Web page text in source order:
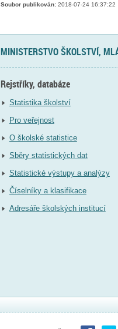
Soubor publikován:2018-07-24 16:37:22
MINISTERSTVO ŠKOLSTVÍ,
Rejstříky, databáze
Statistika školství
Pro veřejnost
O školské statistice
Sběry statistických dat
Statistické výstupy a analýzy
Číselníky a klasifikace
Adresáře školských institucí